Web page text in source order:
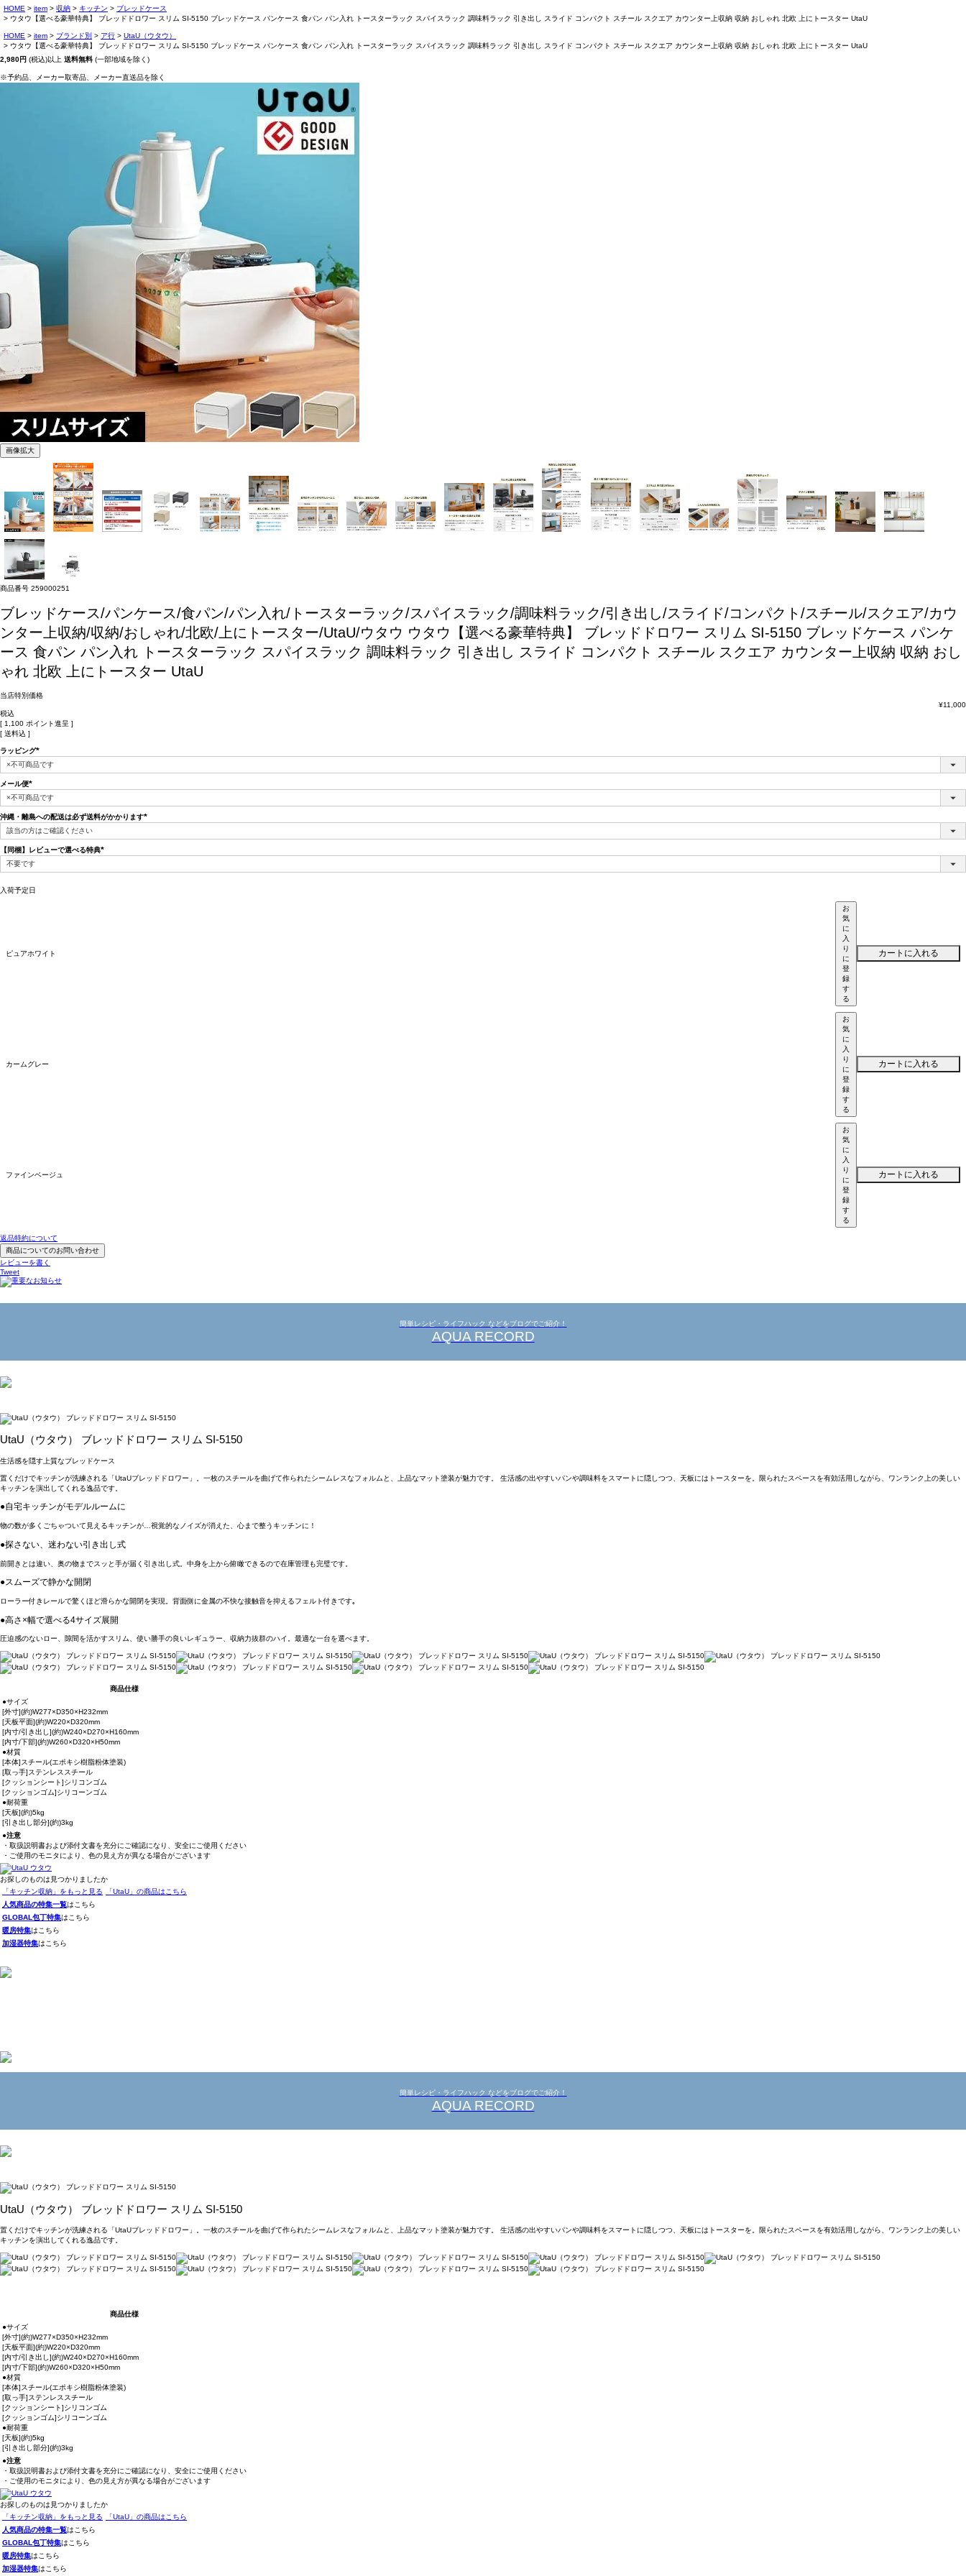
HOME item 収納 キッチン
ブレッドケース
ウタウ【選べる豪華特典】 ブレッドドロワー スリム SI-5150 ブレッドケース パンケース 食パン パン入れ トースターラック スパイスラック 調味料ラック 引き出し スライド コンパクト スチール スクエア カウンター上収納 収納 おしゃれ 北欧 上にトースター UtaU
HOME item ブランド別 ア行
UtaU（ウタウ）
ウタウ【選べる豪華特典】 ブレッドドロワー スリム SI-5150 ブレッドケース パンケース 食パン パン入れ トースターラック スパイスラック 調味料ラック 引き出し スライド コンパクト スチール スクエア カウンター上収納 収納 おしゃれ 北欧 上にトースター UtaU
2,980円 (税込)以上 送料無料 (一部地域を除く)
※予約品、メーカー取寄品、メーカー直送品を除く
画像拡大
商品番号 259000251
ブレッドケース/パンケース/食パン/パン入れ/トースターラック/スパイスラック/調味料ラック/引き出し/スライド/コンパクト/スチール/スクエア/カウ
ンター上収納/収納/おしゃれ/北欧/上にトースター/UtaU/ウタウ ウタウ【選べる豪華特典】 ブレッドドロワー スリム SI-5150 ブレッドケース パンケ
ース 食パン パン入れ トースターラック スパイスラック 調味料ラック 引き出し スライド コンパクト スチール スクエア カウンター上収納 収納 おし
ゃれ 北欧 上にトースター UtaU
当店特別価格
¥11,000
税込
[ 1,100 ポイント進呈 ]
送料込
ラッピング
(必
メール便
(必
須)
沖縄・離島への配送は必ず送料がかかります
【同梱】レビューで選べる特典
入荷予定日
ピュアホワイト
お
気
に
入
り
に
登
録
す
る
カートに入れる
カームグレー
お
気
に
入
り
に
登
録
す
る
カートに入れる
ファインベージュ
お
気
に
入
り
に
登
録
す
る
カートに入れる
返品特約について
商品についてのお問い合わせ
レビューを書く
Tweet
簡単レシピ・ライフハック などをブログでご紹介！
AQUA RECORD
UtaU（ウタウ） ブレッドドロワー スリム SI-5150
生活感を隠す上質なブレッドケース
置くだけでキッチンが洗練される「UtaUブレッドドロワー」。一枚のスチールを曲げて作られたシームレスなフォルムと、上品なマット塗装が魅力です。 生活感の出やすいパンや調味料をスマートに隠しつつ、天板にはトースターを。限られたスペースを有効活用しながら、ワンランク上の美しい
キッチンを演出してくれる逸品です。
●自宅キッチンがモデルルームに
物の数が多くごちゃついて見えるキッチンが…視覚的なノイズが消えた、心まで整うキッチンに！
●探さない、迷わない引き出し式
前開きとは違い、奥の物までスッと手が届く引き出し式。中身を上から俯瞰できるので在庫管理も完璧です。
●スムーズで静かな開閉
ローラー付きレールで驚くほど滑らかな開閉を実現。背面側に金属の不快な接触音を抑えるフェルト付きです｡
●高さ×幅で選べる4サイズ展開
圧迫感のないロー、隙間を活かすスリム、使い勝手の良いレギュラー、収納力抜群のハイ。最適な一台を選べます。
商品仕様
●サイズ
[外寸](約)W277×D350×H232mm
[天板平面](約)W220×D320mm
[内寸/引き出し](約)W240×D270×H160mm
[内寸/下部](約)W260×D320×H50mm
●材質
[本体]スチール(エポキシ樹脂粉体塗装)
[取っ手]ステンレススチール
[クッションシート]シリコンゴム
[クッションゴム]シリコーンゴム
●耐荷重
[天板](約)5kg
[引き出し部分](約)3kg
●注意
・取扱説明書および添付文書を充分にご確認になり、安全にご使用ください
・ご使用のモニタにより、色の見え方が異なる場合がございます
お探しのものは見つかりましたか
「キッチン収納」をもっと見る
「UtaU」の商品はこちら
人気商品の特集一覧はこちら
GLOBAL包丁特集はこちら
暖房特集はこちら
加湿器特集はこちら
簡単レシピ・ライフハック などをブログでご紹介！
AQUA RECORD
UtaU（ウタウ） ブレッドドロワー スリム SI-5150
置くだけでキッチンが洗練される「UtaUブレッドドロワー」。一枚のスチールを曲げて作られたシームレスなフォルムと、上品なマット塗装が魅力です。 生活感の出やすいパンや調味料をスマートに隠しつつ、天板にはトースターを。限られたスペースを有効活用しながら、ワンランク上の美しい
キッチンを演出してくれる逸品です。
商品仕様
●サイズ
[外寸](約)W277×D350×H232mm
[天板平面](約)W220×D320mm
[内寸/引き出し](約)W240×D270×H160mm
[内寸/下部](約)W260×D320×H50mm
●材質
[本体]スチール(エポキシ樹脂粉体塗装)
[取っ手]ステンレススチール
[クッションシート]シリコンゴム
[クッションゴム]シリコーンゴム
●耐荷重
[天板](約)5kg
[引き出し部分](約)3kg
●注意
・取扱説明書および添付文書を充分にご確認になり、安全にご使用ください
・ご使用のモニタにより、色の見え方が異なる場合がございます
お探しのものは見つかりましたか
「キッチン収納」をもっと見る
「UtaU」の商品はこちら
人気商品の特集一覧はこちら
GLOBAL包丁特集はこちら
暖房特集はこちら
加湿器特集はこちら